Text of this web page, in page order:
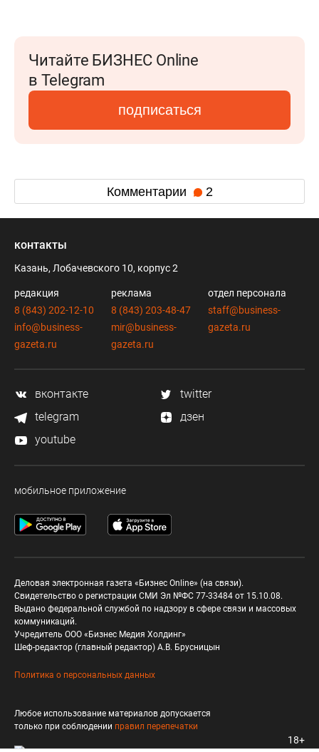
Читайте БИЗНЕС Online
в Telegram
подписаться
Комментарии 2
контакты
Казань, Лобачевского 10, корпус 2
редакция
8 (843) 202-12-10
info@business-
gazeta.ru
реклама
8 (843) 203-48-47
mir@business-
gazeta.ru
отдел персонала
staff@business-
gazeta.ru
вконтакте
twitter
telegram
дзен
youtube
мобильное приложение
Деловая электронная газета «Бизнес Online» (на связи).
Свидетельство о регистрации СМИ Эл №ФС 77-33484 от 15.10.08.
Выдано федеральной службой по надзору в сфере связи и массовых
коммуникаций.
Учредитель ООО «Бизнес Медия Холдинг»
Шеф-редактор (главный редактор) А.В. Брусницын
Политика о персональных данных
Любое использование материалов допускается
только при соблюдении правил перепечатки
18+